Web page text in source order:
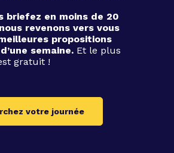
briefez en moins de 20
revenons vers vous
propositions
semaine. Et le plus
gratuit !
votre journée